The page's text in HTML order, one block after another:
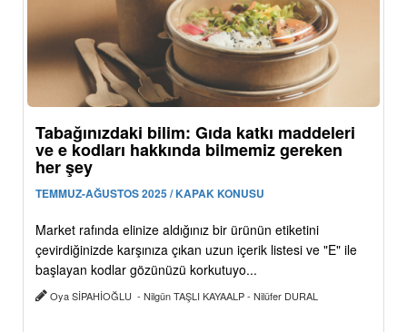
Tabağınızdaki bilim: Gıda katkı maddeleri
ve e kodları hakkında bilmemiz gereken
her şey
TEMMUZ-AĞUSTOS 2025 / KAPAK KONUSU
Market rafında elinize aldığınız bir ürünün etiketini
çevirdiğinizde karşınıza çıkan uzun içerik listesi ve "E" ile
başlayan kodlar gözünüzü korkutuyo...
Oya SİPAHİOĞLU - Nilgün TAŞLI KAYAALP - Nilüfer DURAL